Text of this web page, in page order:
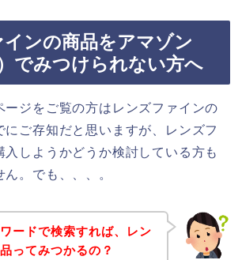
ンの商品をアマゾン
でみつけられない方へ
ージをご覧の方はレンズファインの
にご存知だと思いますが、レンズフ
入しようかどうか検討している方も
。でも、、、。
ードで検索すれば、レン
ってみつかるの？